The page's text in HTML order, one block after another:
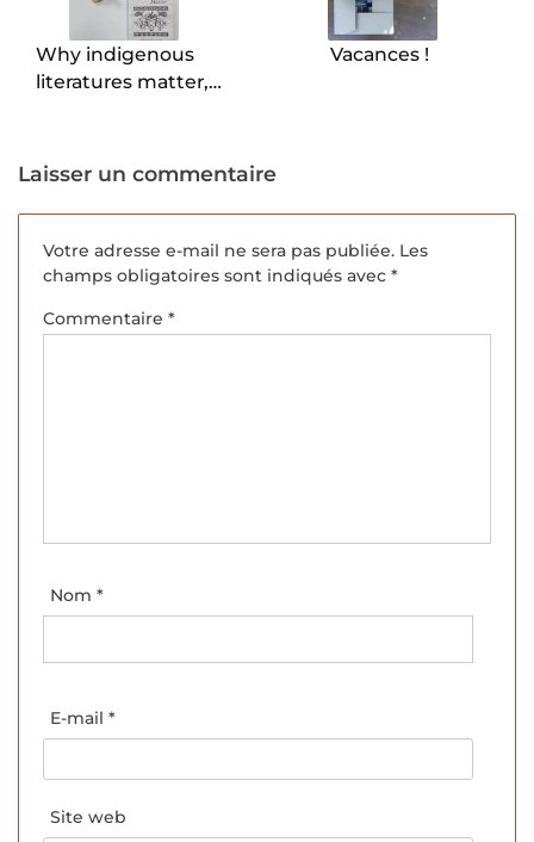
Why indigenous
literatures matter,
Vacances !
Laisser un commentaire
Votre adresse e-mail ne sera pas publiée. Les
champs obligatoires sont indiqués avec *
Commentaire *
Nom *
E-mail *
Site web